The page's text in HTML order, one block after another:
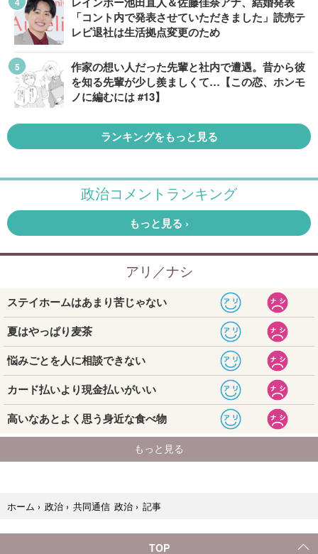
「コント内で発表させていただきました」読売テ
レビ退社は生活拠点変更のため
作家の想い人だった先輩と社内で遭遇。昔から彼
を知る先輩が少し羨ましくて…【この恋、ホンモ
ノに編むには #13】
ランキングをもっと見る
ホーム › 政治 › 共同通信 政治 › 記事
TOP